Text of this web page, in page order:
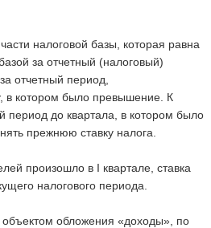
налоговой базы, которая равна
за отчетный (налоговый)
отчетный период,
в котором было превышение. К
период до квартала, в котором было
прежнюю ставку налога.
произошло в I квартале, ставка
налогового периода.
обложения «доходы», по